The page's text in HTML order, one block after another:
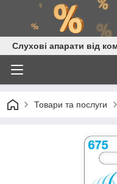
Слухові апарати від
Товари та послуги